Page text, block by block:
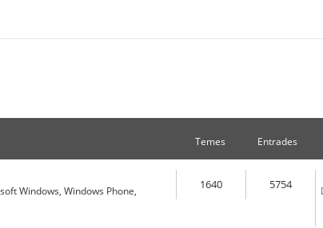
Temes Entrades
Windows, Windows Phone,
1640 5754